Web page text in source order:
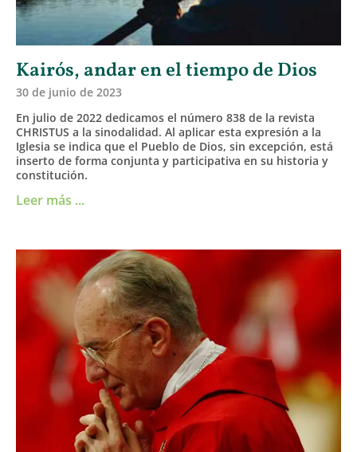
Kairós, andar en el tiempo de Dios
30 de junio de 2023
En julio de 2022 dedicamos el número 838 de la revista
CHRISTUS a la sinodalidad. Al aplicar esta expresión a la
Iglesia se indica que el Pueblo de Dios, sin excepción, está
inserto de forma conjunta y participativa en su historia y
constitución.
Leer más ...